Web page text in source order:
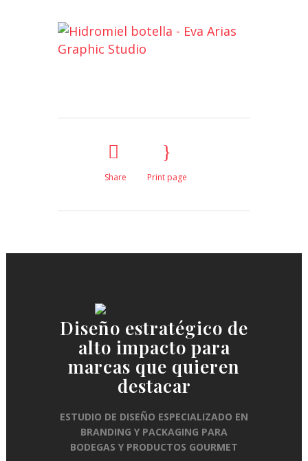
Share Print page
Diseño estratégico de
alto impacto para
marcas que quieren
destacar
ESTUDIO DE DISEÑO ESPECIALIZADO EN
BRANDING Y PACKAGING PARA
BODEGAS Y PRODUCTOS GOURMET